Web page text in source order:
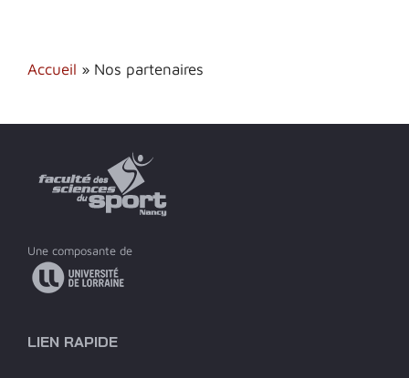
Accueil » Nos partenaires
Une composante de
LIEN RAPIDE